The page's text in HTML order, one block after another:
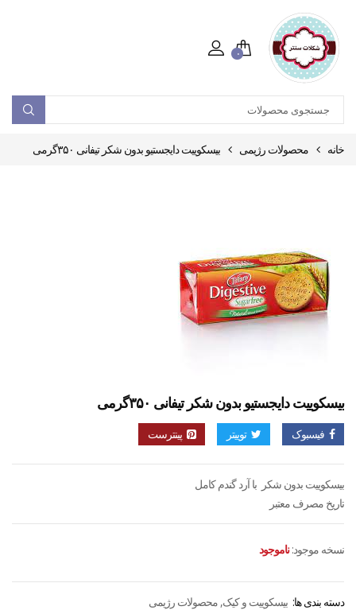
۰
خانه محصولات رژیمی بیسکوییت دایجستیو بدون شکر تیفانی ۳۵۰گرمی
بیسکوییت دایجستیو بدون شکر تیفانی ۳۵۰گرمی
فیسبوک توییتر پینترست
بیسکوییت بدون شکر با آرد گندم کامل
تاریخ مصرف معتبر
نسخه موجود: ناموجود
دسته بندی ها: بیسکوییت و کیک, محصولات رژیمی